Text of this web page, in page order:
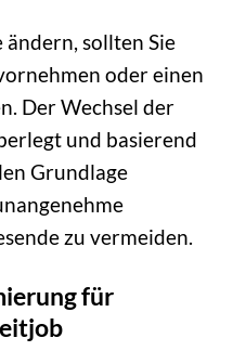
ändern, sollten Sie
oder einen
Der Wechsel der
und basierend
Grundlage
zu vermeiden.
für